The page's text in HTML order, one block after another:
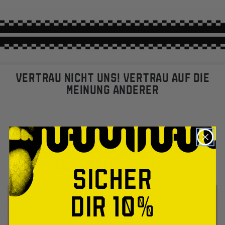
VERTRAU NICHT UNS! VERTRAU AUF DIE
MEINUNG ANDERER
DU KENNST DEINEN LIEBLINGS UMAMI
GESCHMACK BEREITS?
SICHER
DIR 10%